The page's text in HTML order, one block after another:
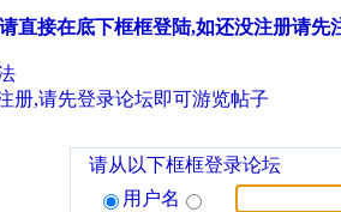
直接在底下框框登陆,如还没注册请先
册,请先登录论坛即可游览帖子
请从以下框框登录论坛
用户名